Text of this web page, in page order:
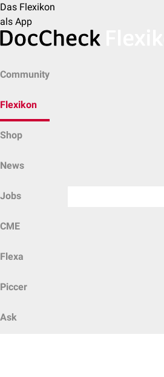
Das Flexikon
als App
Community
Flexikon
Shop
News
Jobs
CME
Flexa
Piccer
Ask